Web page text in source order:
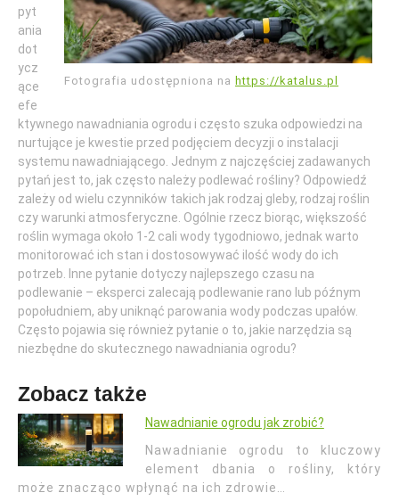
Fotografia udostępniona na https://katalus.pl
pyt
ania
dot
ycz
ące
efe
ktywnego nawadniania ogrodu i często szuka odpowiedzi na
nurtujące je kwestie przed podjęciem decyzji o instalacji
systemu nawadniającego. Jednym z najczęściej zadawanych
pytań jest to, jak często należy podlewać rośliny? Odpowiedź
zależy od wielu czynników takich jak rodzaj gleby, rodzaj roślin
czy warunki atmosferyczne. Ogólnie rzecz biorąc, większość
roślin wymaga około 1-2 cali wody tygodniowo, jednak warto
monitorować ich stan i dostosowywać ilość wody do ich
potrzeb. Inne pytanie dotyczy najlepszego czasu na
podlewanie – eksperci zalecają podlewanie rano lub późnym
popołudniem, aby uniknąć parowania wody podczas upałów.
Często pojawia się również pytanie o to, jakie narzędzia są
niezbędne do skutecznego nawadniania ogrodu?
Zobacz także
Nawadnianie ogrodu jak zrobić?
Nawadnianie ogrodu to kluczowy
element dbania o rośliny, który
może znacząco wpłynąć na ich zdrowie…